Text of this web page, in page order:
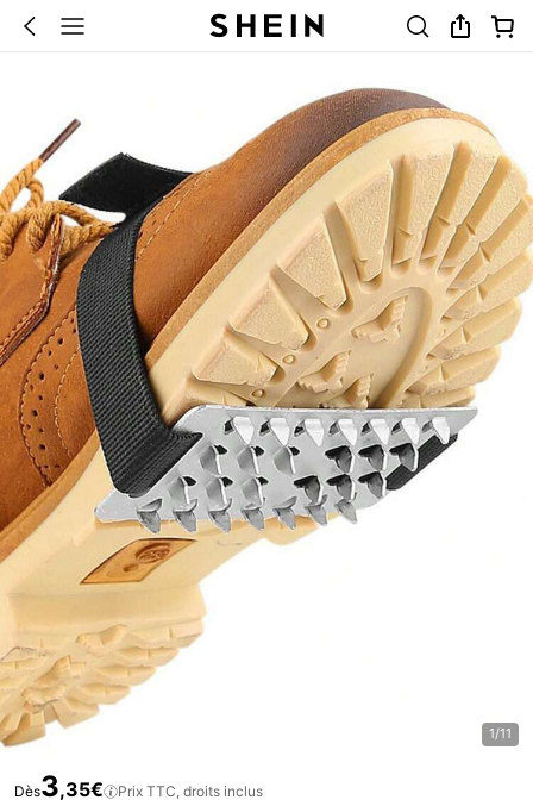
1/11
Dès3,35€ Prix TTC, droits inclus